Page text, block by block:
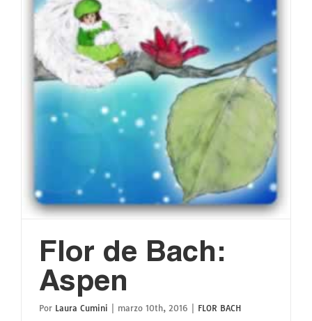
Flor de Bach:
Aspen
Por Laura Cumini marzo 10th, 2016 FLOR BACH